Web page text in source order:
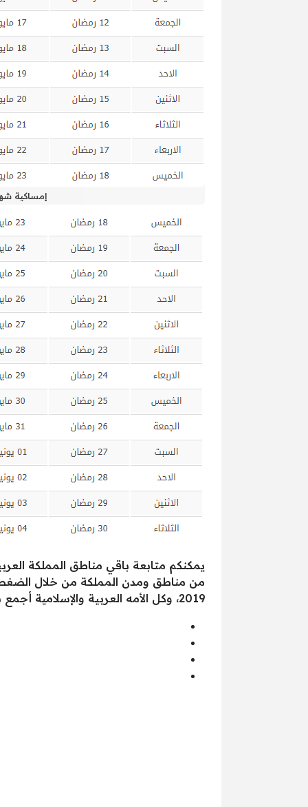
إمساكية
يمكنكم متابعة باقي مناطق المملكة
من مناطق ومدن المملكة من خلال
2019، وكل الأمه العربية والإسلامية أجمع بخير دائما موحدين ومتوحدين دائما علي الخير.